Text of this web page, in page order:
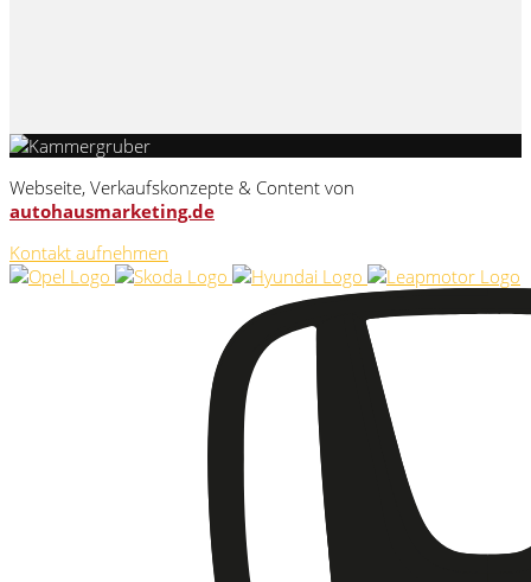
Webseite, Verkaufskonzepte & Content von
autohausmarketing.de
Kontakt aufnehmen